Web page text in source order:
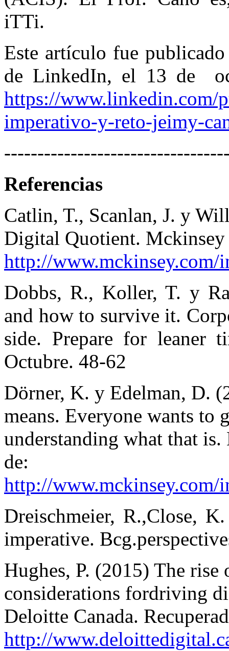
iTTi.
Este artículo fue
de LinkedIn, el 13 de
https://www.linkedin.com/
imperativo-y-reto-jeimy-
Referencias
Catlin, T., Scanlan, J. y
Digital Quotient. Mckinsey
http://
Dobbs, R., Koller, T. y
and how to survive it.
side. Prepare for leaner
Octubre. 48-62
Dörner, K. y Edelman, D.
means. Everyone wants
understanding what that
de:
http://www.mckinsey.com/
Dreischmeier, R.,Close,
imperative.
Hughes, P. (2015) The
considerations fordriving
Deloitte Canada.
http://